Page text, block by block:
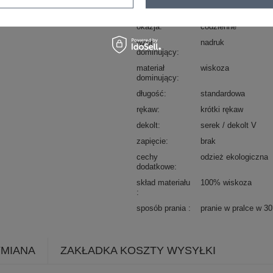
styl
casual
okazja
codzienne
wzór
dominujący
nadruk
materiał
dominujący
wiskoza
długość
standardowa
rękaw
krótki rękaw
dekolt
serek / dekolt V
zapięcie
brak
cechy
dodatkowe
odzież ekologiczna
skład materiału 100% wiskoza
sposób prania pranie w pralce w
ZAKŁADKA KOSZTY WYSYŁKI